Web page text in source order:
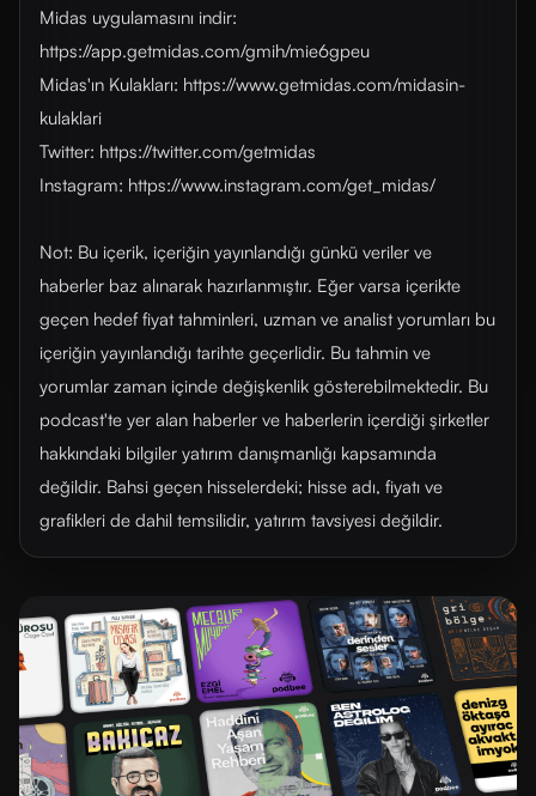
Midas uygulamasını indir:
https://app.getmidas.com/gmih/mie6gpeu
Midas'ın Kulakları: https://www.getmidas.com/midasin-
kulaklari
Twitter: https://twitter.com/getmidas
Instagram: https://www.instagram.com/get_midas/
Not: Bu içerik, içeriğin yayınlandığı günkü veriler ve
haberler baz alınarak hazırlanmıştır. Eğer varsa içerikte
geçen hedef fiyat tahminleri, uzman ve analist yorumları bu
içeriğin yayınlandığı tarihte geçerlidir. Bu tahmin ve
yorumlar zaman içinde değişkenlik gösterebilmektedir. Bu
podcast'te yer alan haberler ve haberlerin içerdiği şirketler
hakkındaki bilgiler yatırım danışmanlığı kapsamında
değildir. Bahsi geçen hisselerdeki; hisse adı, fiyatı ve
grafikleri de dahil temsilidir, yatırım tavsiyesi değildir.